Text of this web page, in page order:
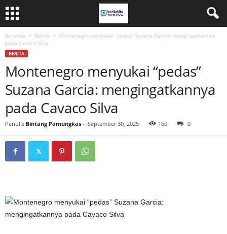
Beranda Berita
Montenegro menyukai “pedas” Suzana Garcia: mengingatkannya
pada Cavaco Silva
BERITA
Montenegro menyukai “pedas”
Suzana Garcia: mengingatkannya
pada Cavaco Silva
Penulis Bintang Pamungkas - September 30, 2025 160 0